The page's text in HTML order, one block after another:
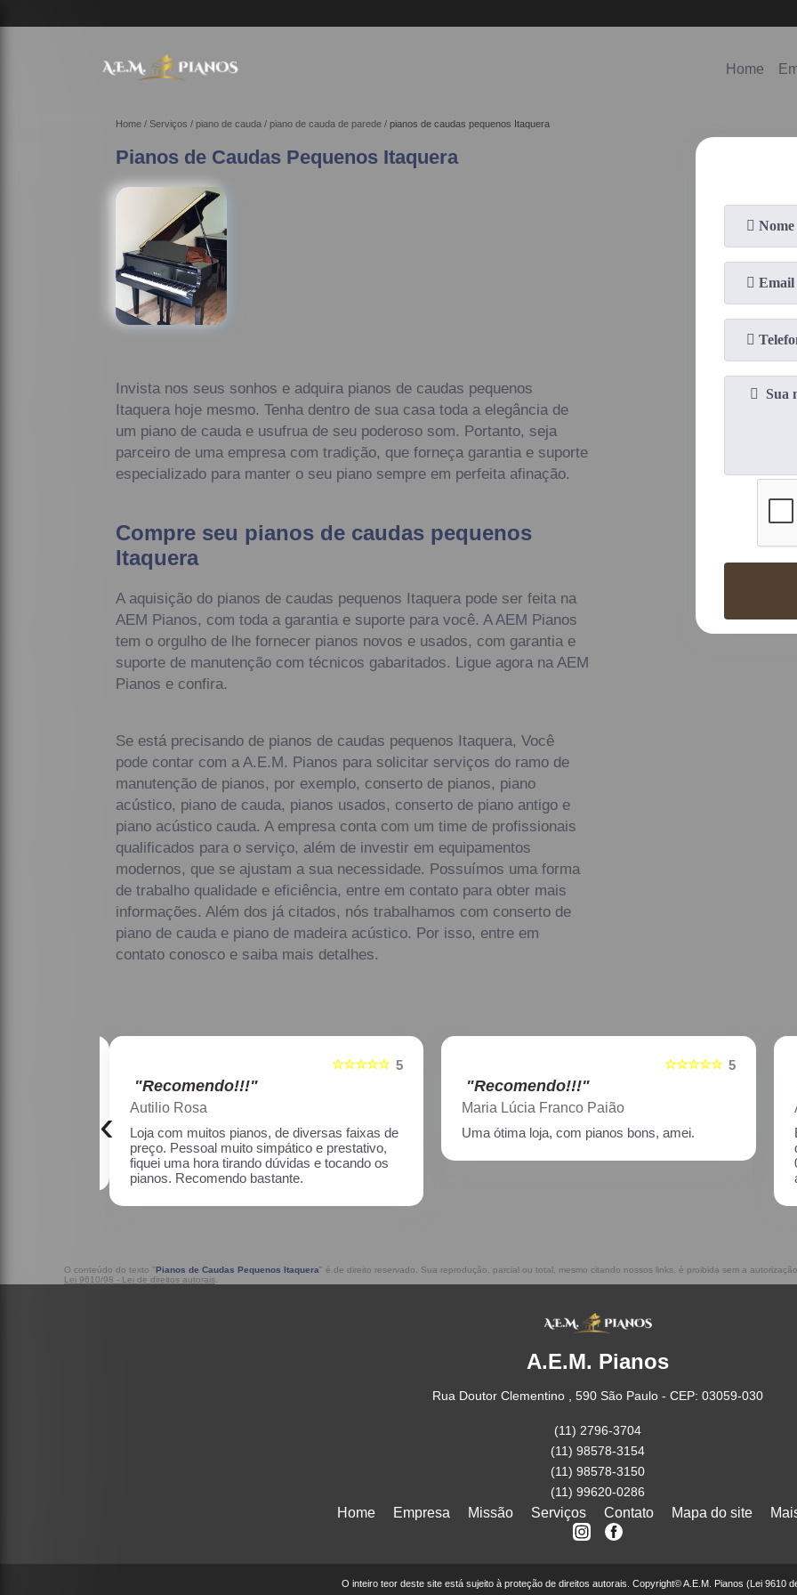
Home
Home Serviços piano de cauda piano de cauda de parede pianos de caudas pequenos Itaquera
Pianos de Caudas Pequenos Itaquera
Invista nos seus sonhos e adquira pianos de caudas pequenos
Itaquera hoje mesmo. Tenha dentro de sua casa toda a elegância de
um piano de cauda e usufrua de seu poderoso som. Portanto, seja
parceiro de uma empresa com tradição, que forneça garantia e suporte
especializado para manter o seu piano sempre em perfeita afinação.
Compre seu pianos de caudas pequenos
Itaquera
A aquisição do pianos de caudas pequenos Itaquera pode ser feita na
AEM Pianos, com toda a garantia e suporte para você. A AEM Pianos
tem o orgulho de lhe fornecer pianos novos e usados, com garantia e
suporte de manutenção com técnicos gabaritados. Ligue agora na AEM
Pianos e confira.
Se está precisando de pianos de caudas pequenos Itaquera, Você
pode contar com a A.E.M. Pianos para solicitar serviços do ramo de
manutenção de pianos, por exemplo, conserto de pianos, piano
acústico, piano de cauda, pianos usados, conserto de piano antigo e
piano acústico cauda. A empresa conta com um time de profissionais
qualificados para o serviço, além de investir em equipamentos
modernos, que se ajustam a sua necessidade. Possuímos uma forma
de trabalho qualidade e eficiência, entre em contato para obter mais
informações. Além dos já citados, nós trabalhamos com conserto de
piano de cauda e piano de madeira acústico. Por isso, entre em
contato conosco e saiba mais detalhes.
5
☆☆☆☆☆
"Recomendo!!!"
Maria Lúcia Franco Paião
Uma ótima loja, com pianos bons, amei.
5
☆☆☆☆☆
"Recomendo!!!"
Aline Nagata
Excelente atendimento!! Enviei um piano para
02/2021, incluindo o transporte. Muito
‹
O conteúdo do texto "Pianos de Caudas Pequenos Itaquera" é de direito reservado. Sua reprodução, parcial ou total, mesmo citando nossos links, é proibida sem a
Lei 9610/98 - Lei de direitos autorais
A.E.M. Pianos
Rua Doutor Clementino , 590 São Paulo - CEP: 03059-030
(11) 2796-3704
(11) 98578-3154
(11) 98578-3150
(11) 99620-0286
Home Empresa Missão Serviços Contato Mapa do site
O inteiro teor deste site está sujeito à proteção de direitos autorais. Copyright© A.E.M. Pianos (Lei 9610